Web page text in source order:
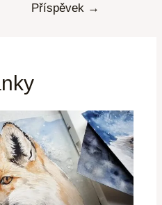
Příspěvek →